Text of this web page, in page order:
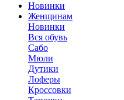
Новинки
Женщинам
Новинки
Вся обувь
Сабо
Мюли
Дутики
Лоферы
Кроссовки